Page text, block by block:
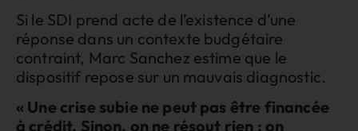
Si le SDI prend acte de l’existence d’une
réponse dans un contexte budgétaire
contraint, Marc Sanchez estime que le
dispositif repose sur un mauvais diagnostic.
« Une crise subie ne peut pas être financée
à crédit. Sinon, on ne résout rien : on